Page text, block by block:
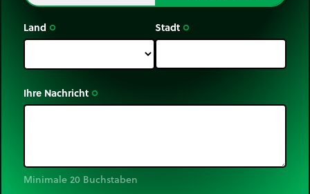
Land trip_origin Stadt trip_origin
Ihre Nachricht trip_origin
Minimale 20 Buchstaben